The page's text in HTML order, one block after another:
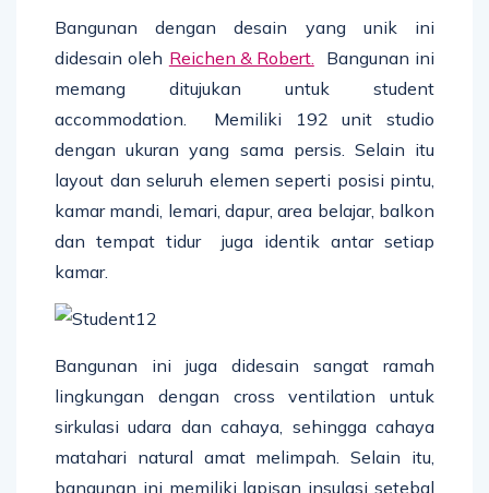
Bangunan dengan desain yang unik ini
didesain oleh Reichen & Robert. Bangunan ini
memang ditujukan untuk student
accommodation. Memiliki 192 unit studio
dengan ukuran yang sama persis. Selain itu
layout dan seluruh elemen seperti posisi pintu,
kamar mandi, lemari, dapur, area belajar, balkon
dan tempat tidur juga identik antar setiap
kamar.
Bangunan ini juga didesain sangat ramah
lingkungan dengan cross ventilation untuk
sirkulasi udara dan cahaya, sehingga cahaya
matahari natural amat melimpah. Selain itu,
bangunan ini memiliki lapisan insulasi setebal